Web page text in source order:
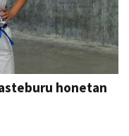
honetan